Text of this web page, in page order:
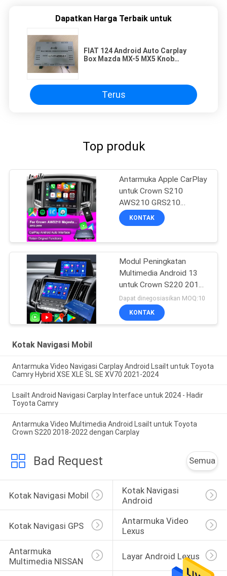
Dapatkan Harga Terbaik untuk
FIAT 124 Android Auto Carplay
Box Mazda MX-5 MX5 Knob
Terus
Top produk
Antarmuka Apple CarPlay
untuk Crown S210
AWS210 GRS210
GWS214 GWS215
Majesta Athlete Royal
Mundur, AC Climate
KONTAK
Modul Peningkatan
Multimedia Android 13
untuk Crown S220 2018-
2022 Integrasi OEM
Wireless CarPlay, Android
Auto, YouTube, NetFlix,
Dapat dinegosiasikan MOQ:10
KONTAK
Kotak Navigasi Mobil
Antarmuka Video Navigasi Carplay Android Lsailt untuk Toyota
Camry Hybrid XSE XLE SL SE XV70 2021-2024
Lsailt Android Navigasi Carplay Interface untuk 2024 - Hadir
Toyota Camry
Antarmuka Video Multimedia Android Lsailt untuk Toyota
Crown S220 2018-2022 dengan Carplay
Bad Request Semua
Kotak Navigasi Mobil
Kotak Navigasi
Android
Kotak Navigasi GPS
Antarmuka Video
Lexus
Antarmuka
Multimedia NISSAN
Layar Android Lexus